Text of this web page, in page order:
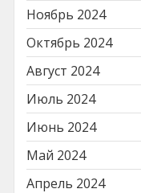
Ноябрь 2024
Октябрь 2024
Август 2024
Июль 2024
Июнь 2024
Май 2024
Апрель 2024